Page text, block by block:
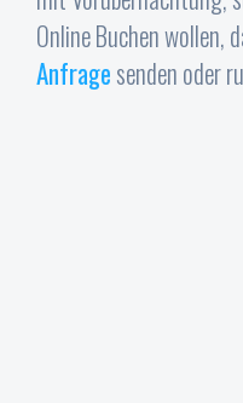
Online Buchen wollen,
Anfragesenden oder